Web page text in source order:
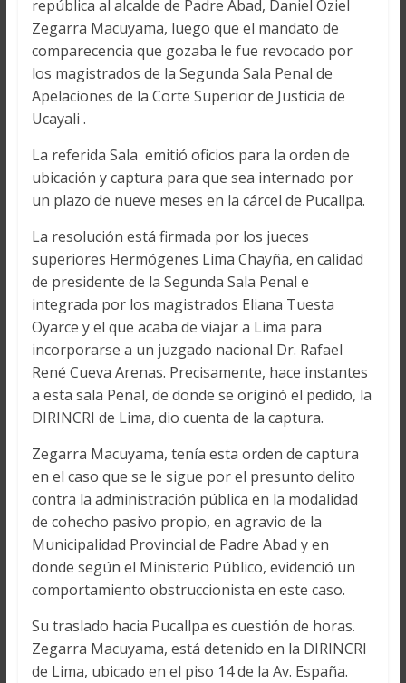
república al alcalde de Padre Abad, Daniel Oziel
Zegarra Macuyama, luego que el mandato de
comparecencia que gozaba le fue revocado por
los magistrados de la Segunda Sala Penal de
Apelaciones de la Corte Superior de Justicia de
Ucayali .
La referida Sala emitió oficios para la orden de
ubicación y captura para que sea internado por
un plazo de nueve meses en la cárcel de Pucallpa.
La resolución está firmada por los jueces
superiores Hermógenes Lima Chayña, en calidad
de presidente de la Segunda Sala Penal e
integrada por los magistrados Eliana Tuesta
Oyarce y el que acaba de viajar a Lima para
incorporarse a un juzgado nacional Dr. Rafael
René Cueva Arenas. Precisamente, hace instantes
a esta sala Penal, de donde se originó el pedido, la
DIRINCRI de Lima, dio cuenta de la captura.
Zegarra Macuyama, tenía esta orden de captura
en el caso que se le sigue por el presunto delito
contra la administración pública en la modalidad
de cohecho pasivo propio, en agravio de la
Municipalidad Provincial de Padre Abad y en
donde según el Ministerio Público, evidenció un
comportamiento obstruccionista en este caso.
Su traslado hacia Pucallpa es cuestión de horas.
Zegarra Macuyama, está detenido en la DIRINCRI
de Lima, ubicado en el piso 14 de la Av. España.